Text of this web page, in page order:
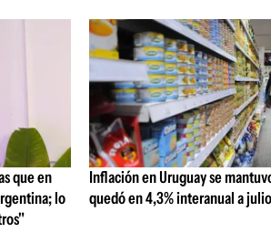
que en
lo
Inflación en Uruguay se
quedó en 4,3% interanual a julio